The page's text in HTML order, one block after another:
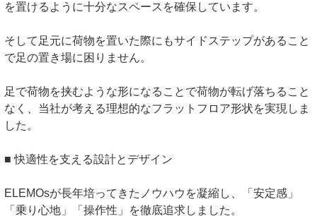
を置けるように十分なスペースを確保しています。
そして足元に荷物を置いた際にもサイドステップがあること
で足の置き場に困りません。
足で荷物を挟むような形になることで荷物が転げ落ちること
なく、当社が考える理想的なフラットフロア形状を実現しま
した。
■ 快適性を支える設計とデザイン
ELEMOsが長年培ってきたノウハウを凝縮し、「安定感」
「乗り心地」「操作性」を徹底追求しました。